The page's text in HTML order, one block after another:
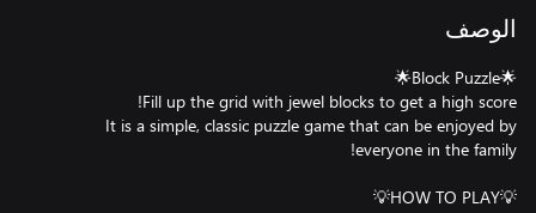
الوصف
It is a simple, classic puzzle game that can be enjoyed by